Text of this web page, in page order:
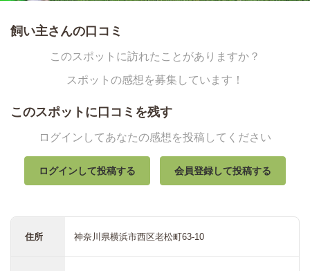
飼い主さんの口コミ
このスポットに訪れたことがありますか？
スポットの感想を募集しています！
このスポットに口コミを残す
ログインしてあなたの感想を投稿してください
ログインして投稿する 会員登録して投稿する
住所 神奈川県横浜市西区老松町63-10